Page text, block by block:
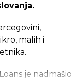
isti: da
stvaraju,
Zato
ulažu u ljude i
nas –
-u.
malih i
je nadmašio